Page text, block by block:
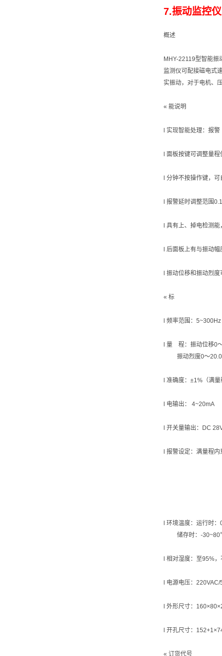
7.振动监控
概述
MHY-22119型智能
监测仪可配接磁电式
实振动，对于电机、
« 能说明
l 实现智能处理：报
l 面板按键可调整量
l 分钟不按操作键，
l 报警延时调整范围
l 具有上、掉电检测
l 后面板上有与振动
l 振动位移和振动烈
« 标
l 频率范围：5~300Hz
l 量 程：振动位移0
振动烈度0～
l 准确度：±1%（满
l 电输出： 4~20mA
l 开关量输出：DC
l 报警设定：满量程
l 环境温度：运行时
储存时：-
l 相对湿度：至95%
l 电源电压：
l 外形尺寸：
l 开孔尺寸：
« 订货代号